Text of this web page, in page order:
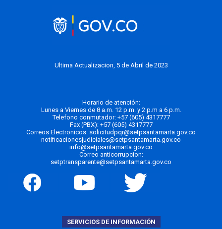
Ultima Actualizacion, 5 de Abril de 2023
Horario de atención:
Lunes a Viernes de 8 a.m. 12 p.m. y 2 p.m a 6 p.m.
Telefono conmutador: +57 (605) 4317777
Fax (PBX): +57 (605) 4317777
Correos Electronicos: solicitudpqr@setpsantamarta.gov.co
notificacionesjudiciales@setpsantamarta.gov.co
info@setpsantamarta.gov.co
Correo anticorrupcion:
setptransparente@setpsantamarta.gov.co
SERVICIOS DE INFORMACIÓN